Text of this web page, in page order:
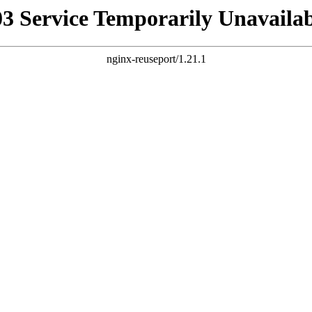
Service Temporarily
nginx-reuseport/1.21.1